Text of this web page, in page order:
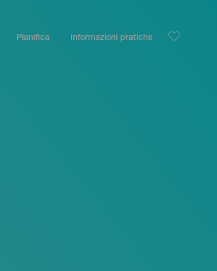
Pianifica Informazioni pratiche